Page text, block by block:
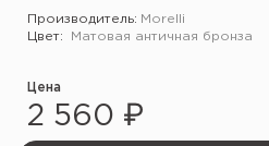
Производитель: Morelli
Цвет:
Матовая античная бронза
Цена
2 560 ₽